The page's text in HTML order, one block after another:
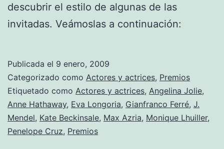
descubrir el estilo de algunas de las
invitadas. Veámoslas a continuación:
Publicada el 9 enero, 2009
Categorizado como Actores y actrices, Premios
Etiquetado como Actores y actrices, Angelina Jolie,
Anne Hathaway, Eva Longoria, Gianfranco Ferré, J.
Mendel, Kate Beckinsale, Max Azria, Monique Lhuiller,
Penelope Cruz, Premios